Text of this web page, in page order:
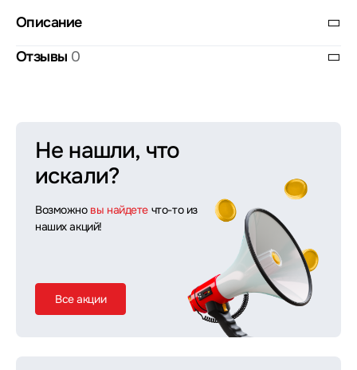
Описание
Отзывы 0
Не нашли, что
искали?
Возможно вы найдете что-то из
наших акций!
Все акции